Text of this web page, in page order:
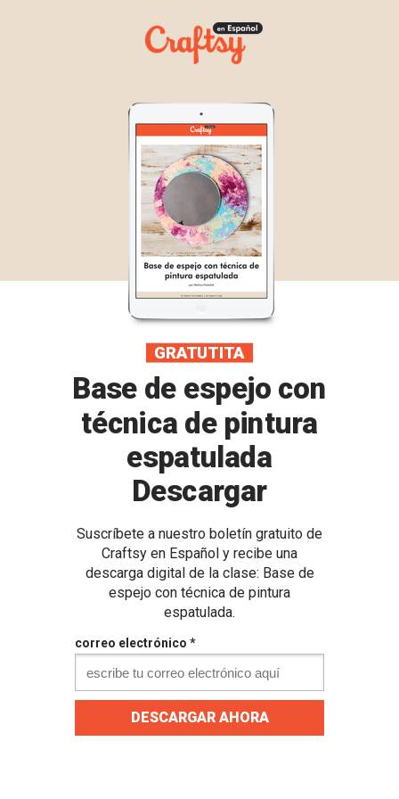
correo electrónico *
DESCARGAR AHORA
Base de espejo con
técnica de pintura
espatulada
Descargar
Suscríbete a nuestro boletín gratuito de
Craftsy en Español y recibe una
descarga digital de la clase: Base de
espejo con técnica de pintura
espatulada.
GRATUTITA